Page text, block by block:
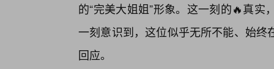
的“完美大姐姐”形象。这一刻的🔥真
一刻意识到，这位似乎无所不能、始
回应。